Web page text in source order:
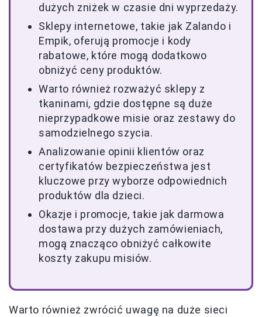
dużych zniżek w czasie dni wyprzedaży.
Sklepy internetowe, takie jak Zalando i
Empik, oferują promocje i kody
rabatowe, które mogą dodatkowo
obniżyć ceny produktów.
Warto również rozważyć sklepy z
tkaninami, gdzie dostępne są duże
nieprzypadkowe misie oraz zestawy do
samodzielnego szycia.
Analizowanie opinii klientów oraz
certyfikatów bezpieczeństwa jest
kluczowe przy wyborze odpowiednich
produktów dla dzieci.
Okazje i promocje, takie jak darmowa
dostawa przy dużych zamówieniach,
mogą znacząco obniżyć całkowite
koszty zakupu misiów.
Warto również zwrócić uwagę na duże sieci